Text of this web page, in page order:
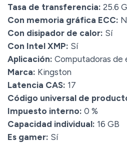
Tasa de transferencia: 25.6
Con memoria gráfica ECC:
Con disipador de calor: Sí
Con Intel XMP: Sí
Aplicación: Computadoras de
Marca: Kingston
Latencia CAS: 17
Código universal de
Impuesto interno: 0 %
Capacidad individual: 16 GB
Es gamer: Sí